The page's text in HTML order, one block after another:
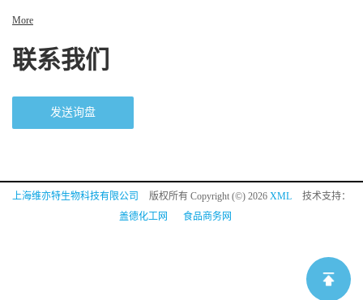
More
联系我们
发送询盘
上海维亦特生物科技有限公司 版权所有 Copyright (©) 2026 XML
技术支持：
盖德化工网
食品商务网